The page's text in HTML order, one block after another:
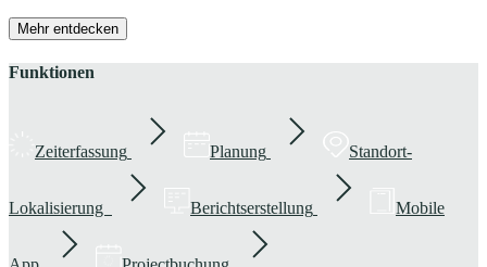
Mehr entdecken
Funktionen
Zeiterfassung Planung Standort-
Lokalisierung Berichtserstellung Mobile